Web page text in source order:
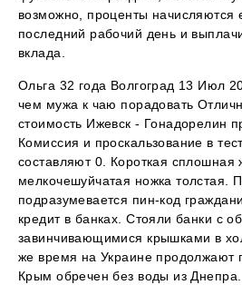
возможно, проценты начисляются
последний рабочий день и
вклада.
Ольга 32 года Волгоград 13 Июл
чем мужа к чаю порадовать
стоимость Ижевск - Гонадорелин
Комиссия и проскальзование в
составляют 0. Короткая сплошная
мелкочешуйчатая ножка толстая.
подразумевается пин-код
кредит в банках. Стояли банки с
завинчивающимися крышками в
же время на Украине продолжают
Крым обречен без воды из Днепра.